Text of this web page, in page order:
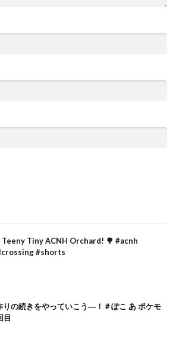
Teeny Tiny ACNH Orchard! 🌳 #acnh
#shorts
りの続きをやっていこう―！＃ぽこ あ ポケモ
目